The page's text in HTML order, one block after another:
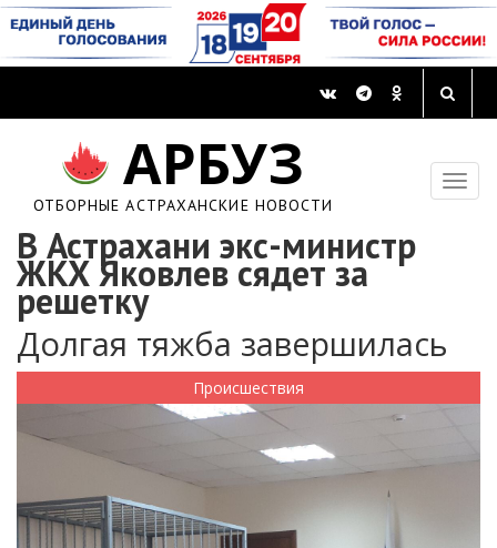
АРБУЗ
ОТБОРНЫЕ АСТРАХАНСКИЕ НОВОСТИ
В Астрахани экс-министр
ЖКХ Яковлев сядет за
решетку
Долгая тяжба завершилась
Происшествия